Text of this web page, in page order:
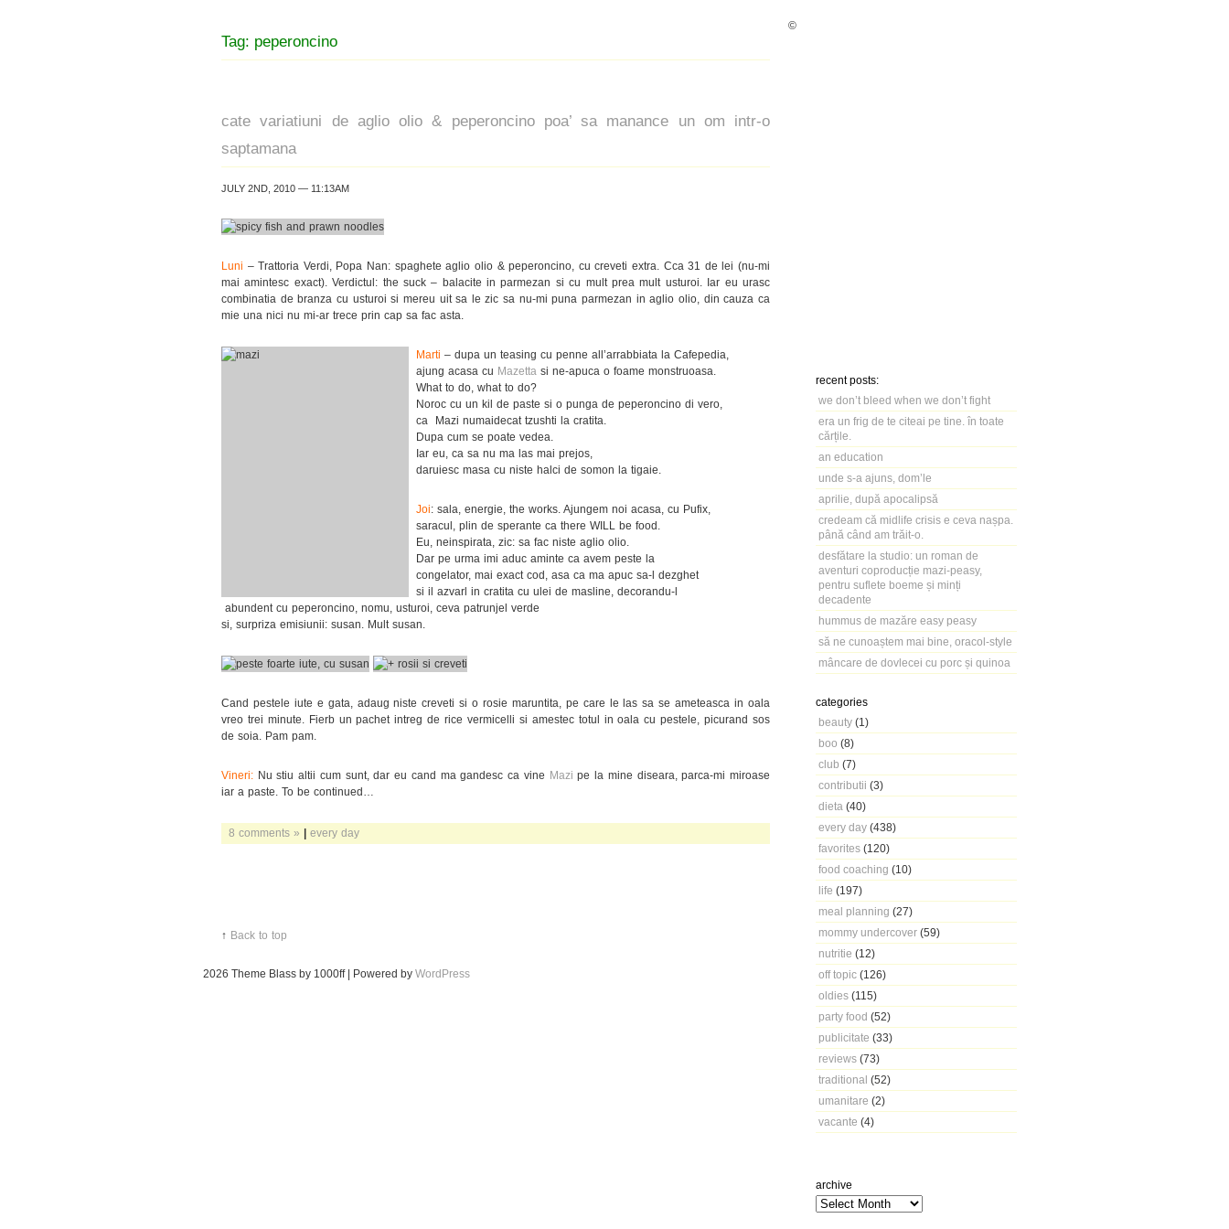
recent posts:
we don’t bleed when we don’t fight
era un frig de te citeai pe tine. în toate
cărțile.
an education
unde s-a ajuns, dom’le
aprilie, după apocalipsă
credeam că midlife crisis e ceva nașpa.
până când am trăit-o.
desfătare la studio: un roman de
aventuri coproducție mazi-peasy,
pentru suflete boeme și minți
decadente
hummus de mazăre easy peasy
să ne cunoaștem mai bine, oracol-style
mâncare de dovlecei cu porc și quinoa
categories
beauty (1)
boo (8)
club (7)
contributii (3)
dieta (40)
every day (438)
favorites (120)
food coaching (10)
life (197)
meal planning (27)
mommy undercover (59)
nutritie (12)
off topic (126)
oldies (115)
party food (52)
publicitate (33)
reviews (73)
traditional (52)
umanitare (2)
vacante (4)
archive
Tag: peperoncino
cate variatiuni de aglio olio & peperoncino poa’ sa manance un om intr-o
saptamana
JULY 2ND, 2010 — 11:13AM
Luni – Trattoria Verdi, Popa Nan: spaghete aglio olio & peperoncino, cu creveti extra. Cca 31 de lei (nu-mi
mai amintesc exact). Verdictul: the suck – balacite in parmezan si cu mult prea mult usturoi. Iar eu urasc
combinatia de branza cu usturoi si mereu uit sa le zic sa nu-mi puna parmezan in aglio olio, din cauza ca
mie una nici nu mi-ar trece prin cap sa fac asta.
Marti – dupa un teasing cu penne all’arrabbiata la Cafepedia,
ajung acasa cu Mazetta si ne-apuca o foame monstruoasa.
What to do, what to do?
Noroc cu un kil de paste si o punga de peperoncino di vero,
ca Mazi numaidecat tzushti la cratita.
Dupa cum se poate vedea.
Iar eu, ca sa nu ma las mai prejos,
daruiesc masa cu niste halci de somon la tigaie.
Joi: sala, energie, the works. Ajungem noi acasa, cu Pufix,
saracul, plin de sperante ca there WILL be food.
Eu, neinspirata, zic: sa fac niste aglio olio.
Dar pe urma imi aduc aminte ca avem peste la
congelator, mai exact cod, asa ca ma apuc sa-l dezghet
si il azvarl in cratita cu ulei de masline, decorandu-l
abundent cu peperoncino, nomu, usturoi, ceva patrunjel verde
si, surpriza emisiunii: susan. Mult susan.
Cand pestele iute e gata, adaug niste creveti si o rosie maruntita, pe care le las sa se ameteasca in oala
vreo trei minute. Fierb un pachet intreg de rice vermicelli si amestec totul in oala cu pestele, picurand sos
de soia. Pam pam.
Vineri: Nu stiu altii cum sunt, dar eu cand ma gandesc ca vine Mazi pe la mine diseara, parca-mi miroase
iar a paste. To be continued…
8 comments » | every day
↑ Back to top
©
2026 Theme Blass by 1000ff | Powered by WordPress